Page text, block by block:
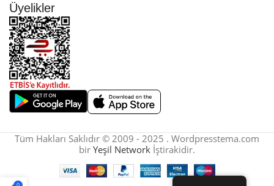
Üyelikler
Tüm Hakları Saklıdır © 2009 - 2025 . Wordpresstema.com
bir Yeşil Network İştirakidir.